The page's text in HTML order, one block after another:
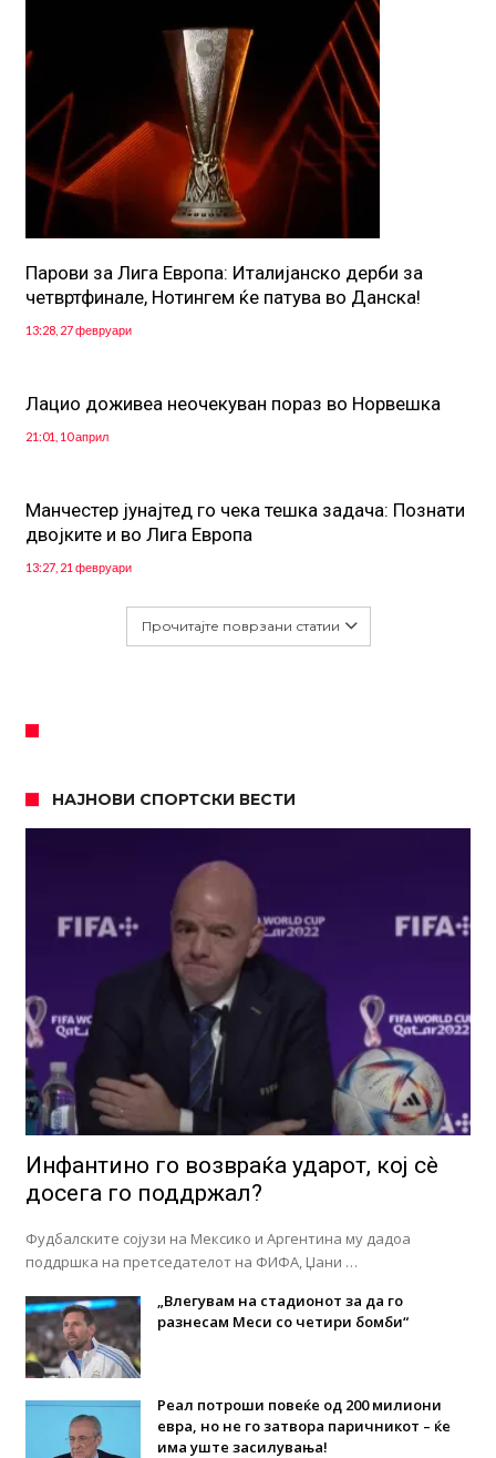
Парови за Лига Европа: Италијанско дерби за
четвртфинале, Нотингем ќе патува во Данска!
13:28, 27 февруари
Лацио доживеа неочекуван пораз во Норвешка
21:01, 10 април
Манчестер јунајтед го чека тешка задача: Познати
двојките и во Лига Европа
13:27, 21 февруари
Прочитајте поврзани статии
НАЈНОВИ СПОРТСКИ ВЕСТИ
Инфантино го возвраќа ударот, кој сè
досега го поддржал?
Фудбалските сојузи на Мексико и Аргентина му дадоа
поддршка на претседателот на ФИФА, Џани …
„Влегувам на стадионот за да го
разнесам Меси со четири бомби“
Реал потроши повеќе од 200 милиони
евра, но не го затвора паричникот – ќе
има уште засилувања!